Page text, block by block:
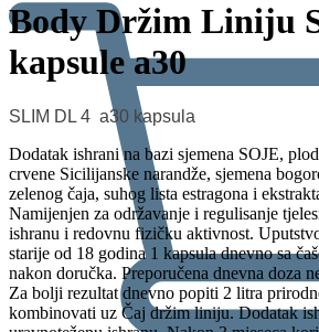
Body Držim Liniju
kapsule a30
SLIM DL 4 a30 kapsula
Dodatak ishrani na bazi sjemena SOJE,
crvene Sicilijanske narandže, sjemena
zelenog čaja, suhog lista estragona i
Namijenjen za održavanje i regulisanje
ishranu i redovnu fizičku aktivnost.
starije od 18 godina 1 kapsula dnevno sa
nakon doručka. Preporučena dnevna doza
Za bolji rezultat dnevno popiti 2 litra
kombinovati uz Čaj držim liniju. Dodatak